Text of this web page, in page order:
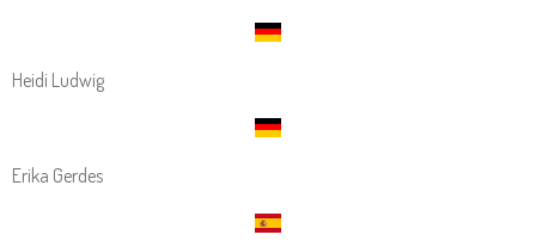
Heidi Ludwig
Erika Gerdes